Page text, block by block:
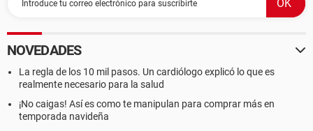
videojuegos).
5. Me podrían recomendar varias tarjetas gráficas para
videojuegos que le sirvan a mi computador.
Bueno no se que mas información poner y que mas
interrogantes plantear pero básicamente se trata de eso, si
puedo ponerle una tarjeta gráfica, como ponérsela y cual
ponerle, si se me ocurre algo mas les aviso y si requieren
NOVEDADES
La regla de los 10 mil pasos. Un cardiólogo explicó lo que es
realmente necesario para la salud
¡No caigas! Así es como te manipulan para comprar más en
temporada navideña